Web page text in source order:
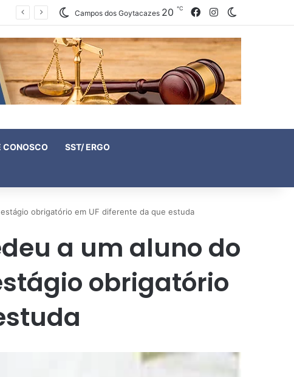
Campos dos Goytacazes 20 ℃ FacebookInstagram
CONOSCO SST/ ERGO
obrigatório em UF diferente da que estuda
a um aluno do
obrigatório